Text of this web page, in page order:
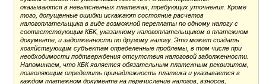
оказываются в невыясненных платежах, требующих уточнения. Кроме
того, допущенные ошибки искажают состояние расчетов
налогоплательщика в виде возможной переплаты по одному налогу с
соответствующим КБК, указанному налогоплательщиком в платежном
документе, и задолженности по другому налогу. Это может создать
хозяйствующим субъектам определенные проблемы, в том числе при
необходимости подтверждения отсутствия налоговой задолженности.
Напоминаем, что КБК является обязательным платежным реквизитом,
позволяющим определить принадлежность платежа и указывается в
каждом платежном документе на перечисление налогов, взносов,